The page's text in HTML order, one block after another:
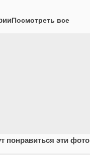
Посмотреть все
понравиться эти фото